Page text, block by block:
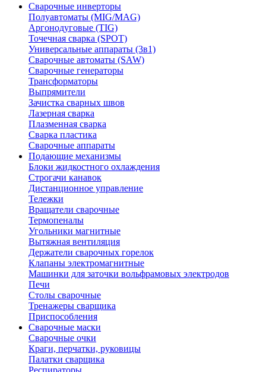
Сварочные инверторы
Полуавтоматы (MIG/MAG)
Аргонодуговые (TIG)
Точечная сварка (SPOT)
Универсальные аппараты (3в1)
Сварочные автоматы (SAW)
Сварочные генераторы
Трансформаторы
Выпрямители
Зачистка сварных швов
Лазерная сварка
Плазменная сварка
Сварка пластика
Сварочные аппараты
Подающие механизмы
Блоки жидкостного охлаждения
Строгачи канавок
Дистанционное управление
Тележки
Вращатели сварочные
Термопеналы
Угольники магнитные
Вытяжная вентиляция
Держатели сварочных горелок
Клапаны электромагнитные
Машинки для заточки вольфрамовых электродов
Печи
Столы сварочные
Тренажеры сварщика
Приспособления
Сварочные маски
Сварочные очки
Краги, перчатки, руковицы
Палатки сварщика
Респираторы